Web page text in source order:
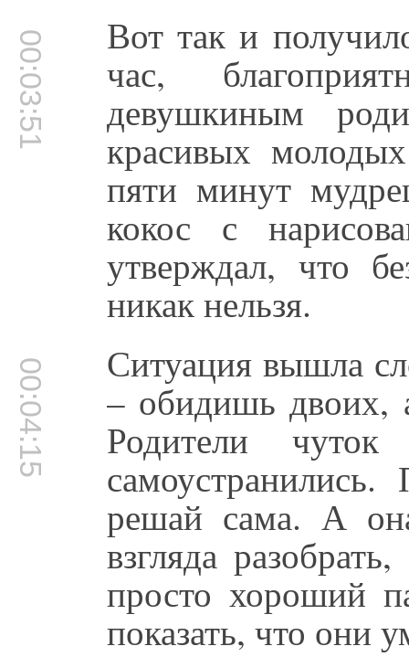
00:03:51 Вот так и
час,
девушкиным
красивых
пяти минут
кокос с
утверждал, что
никак нельзя.
00:04:15 Ситуация вышла
– обидишь двоих,
Родители
решай сама. А
взгляда
просто хороший
показать, что они